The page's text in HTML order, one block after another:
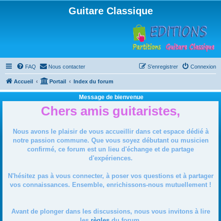
Guitare Classique
FAQ Nous contacter Connexion
S’enregistrer
Accueil Portail Index du forum
Message de bienvenue
Chers amis guitaristes,
Nous avons le plaisir de vous accueillir dans cet espace dédié à
notre passion commune. Que vous soyez débutant ou musicien
confirmé, ce forum est un lieu d'échange et de partage
d'expériences.
N'hésitez pas à vous connecter, à poser vos questions et à partager
vos connaissances. Ensemble, enrichissons-nous mutuellement !
Avant de plonger dans les discussions, nous vous invitons à lire